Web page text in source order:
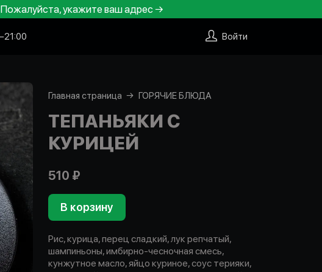
укажите ваш адрес →
Войти
Главная страница ГОРЯЧИЕ БЛЮДА
ТЕПАНЬЯКИ С
КУРИЦЕЙ
510 ₽
В корзину
Рис, курица, перец сладкий, лук репчатый,
шампиньоны, имбирно-чесночная смесь,
кунжутное масло, яйцо куриное, соус терияки,